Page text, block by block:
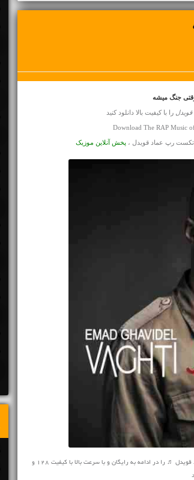
جنگ میشه
قویدل را با کیفیت بالا دانلود کنید
Download The RAP Music
پخش آنلاین موزیک
مخاطبین محترم رسانه ی نفیس موزیک آهنگ رپ جدید ♬ وقتی جنگ میشه عماد قویدل ♬ را در ادامه به رایگان و با سرعت بالا با کیفیت 128 و